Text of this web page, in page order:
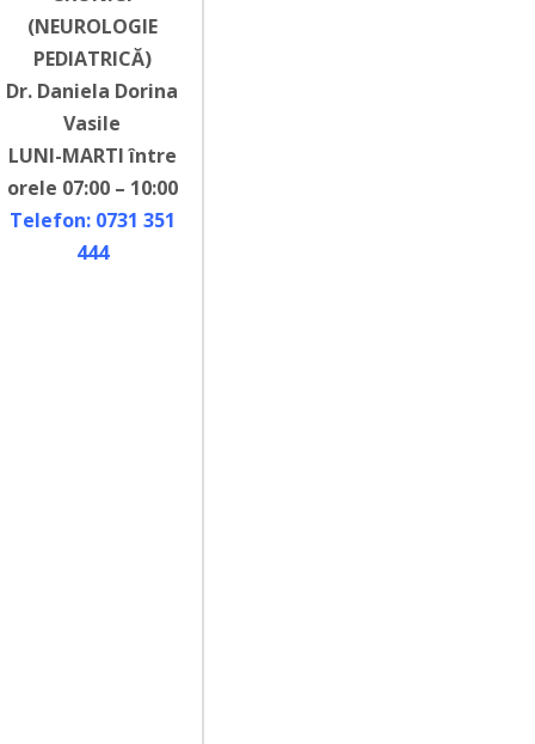
(NEUROLOGIE
PEDIATRICĂ)
Dr. Daniela Dorina
Vasile
LUNI-MARTI între
orele 07:00 – 10:00
Telefon: 0731 351
444